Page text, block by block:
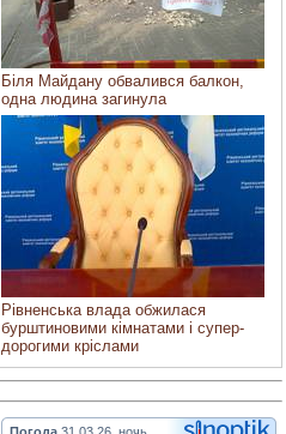
Біля Майдану обвалився балкон,
одна людина загинула
Рівненська влада обжилася
бурштиновими кімнатами і супер-
дорогими кріслами